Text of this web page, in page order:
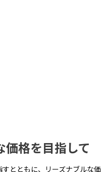
価格を目指して
とともに、リーズナブルな価